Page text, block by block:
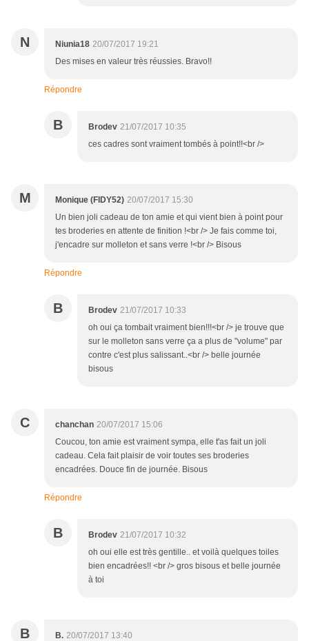
N Niunia18 20/07/2017 19:21
Des mises en valeur très réussies. Bravo!!
Répondre
B Brodev 21/07/2017 10:35
ces cadres sont vraiment tombés à point!!<br />
M Monique (FIDY52) 20/07/2017 15:30
Un bien joli cadeau de ton amie et qui vient bien à point pour
tes broderies en attente de finition !<br /> Je fais comme toi,
j'encadre sur molleton et sans verre !<br /> Bisous
Répondre
B Brodev 21/07/2017 10:33
oh oui ça tombait vraiment bien!!!<br /> je trouve que
sur le molleton sans verre ça a plus de "volume" par
contre c'est plus salissant..<br /> belle journée
bisous
C chanchan 20/07/2017 15:06
Coucou, ton amie est vraiment sympa, elle t'as fait un joli
cadeau. Cela fait plaisir de voir toutes ses broderies
encadrées. Douce fin de journée. Bisous
Répondre
B Brodev 21/07/2017 10:32
oh oui elle est très gentille.. et voilà quelques toiles
bien encadrées!! <br /> gros bisous et belle journée
à toi
B B. 20/07/2017 13:40